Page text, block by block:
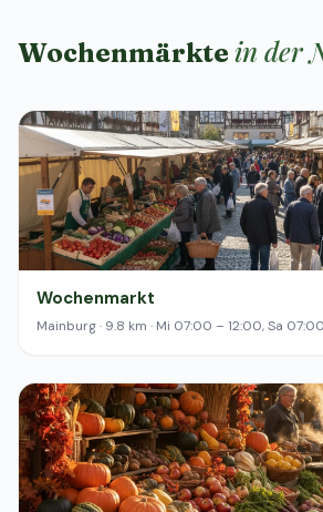
Wochenmärkte in der
Wochenmarkt
Mainburg · 9.8 km · Mi 07:00 – 12:00, Sa